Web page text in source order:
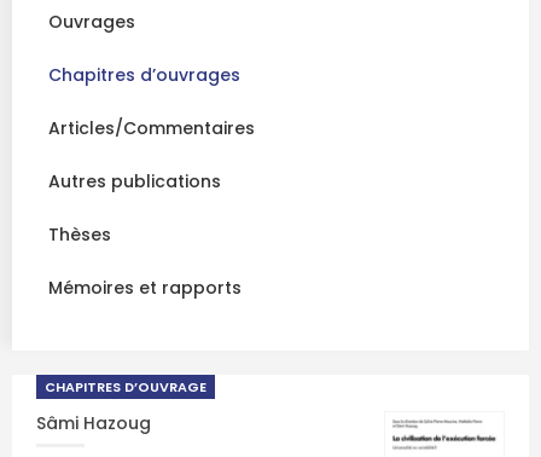
Ouvrages
Chapitres d’ouvrages
Articles/Commentaires
Autres publications
Thèses
Mémoires et rapports
CHAPITRES D’OUVRAGE
Sâmi Hazoug